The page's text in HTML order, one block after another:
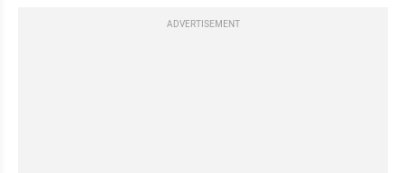
ADVERTISEMENT